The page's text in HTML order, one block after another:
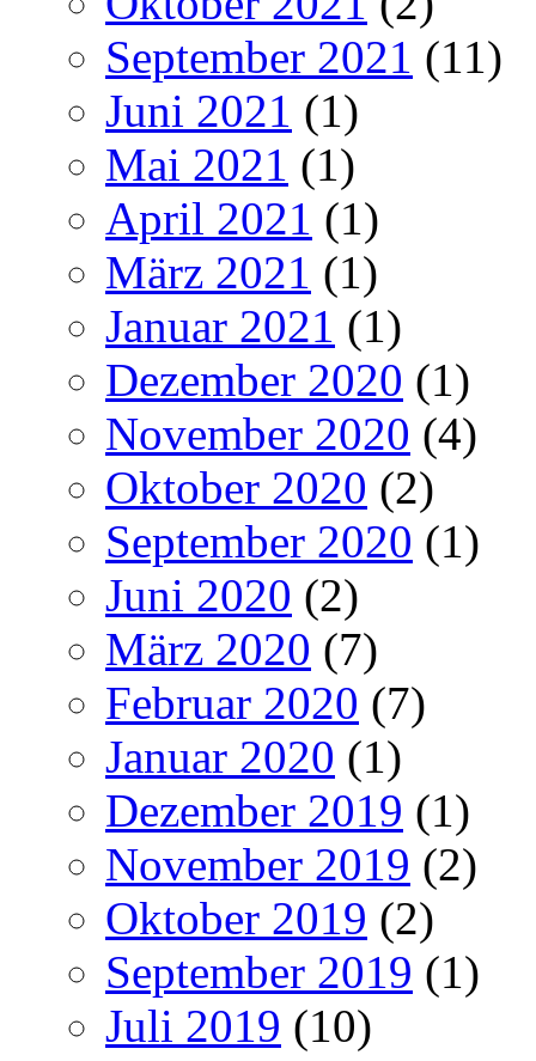
September 2021 (11)
Juni 2021 (1)
Mai 2021 (1)
April 2021 (1)
März 2021 (1)
Januar 2021 (1)
Dezember 2020 (1)
November 2020 (4)
Oktober 2020 (2)
September 2020 (1)
Juni 2020 (2)
März 2020 (7)
Februar 2020 (7)
Januar 2020 (1)
Dezember 2019 (1)
November 2019 (2)
Oktober 2019 (2)
September 2019 (1)
Juli 2019 (10)